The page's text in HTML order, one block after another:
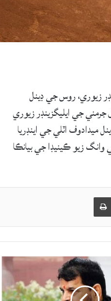
زيوري، روس جي ڊينل
جرمني جي ايليگزينڊر زيوري
اٽلي جي اينڊريا
زيو ڪينيڊا جي بيانڪا